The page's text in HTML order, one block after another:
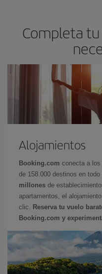
Completa
Alojamientos
Booking.com conecta a
de 158.000 destinos en
millones de
apartamentos, el
clic.
Reserva tu vuelo
Booking.com y